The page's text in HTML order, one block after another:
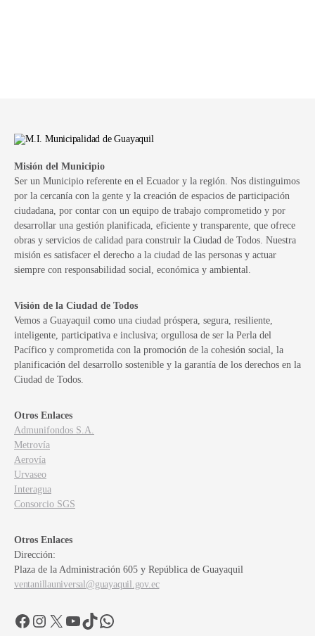
Misión del Municipio
Ser un Municipio referente en el Ecuador y la región. Nos distinguimos
por la cercanía con la gente y la creación de espacios de participación
ciudadana, por contar con un equipo de trabajo comprometido y por
desarrollar una gestión planificada, eficiente y transparente, que ofrece
obras y servicios de calidad para construir la Ciudad de Todos. Nuestra
misión es satisfacer el derecho a la ciudad de las personas y actuar
siempre con responsabilidad social, económica y ambiental.
Visión de la Ciudad de Todos
Vemos a Guayaquil como una ciudad próspera, segura, resiliente,
inteligente, participativa e inclusiva; orgullosa de ser la Perla del
Pacífico y comprometida con la promoción de la cohesión social, la
planificación del desarrollo sostenible y la garantía de los derechos en la
Ciudad de Todos.
Otros Enlaces
Admunifondos S.A.
Metrovía
Aerovía
Urvaseo
Interagua
Consorcio SGS
Otros Enlaces
Dirección:
Plaza de la Administración 605 y República de Guayaquil
ventanillauniversal@guayaquil.gov.ec
FacebookInstagram
X YouTube
TikTokWhatsApp